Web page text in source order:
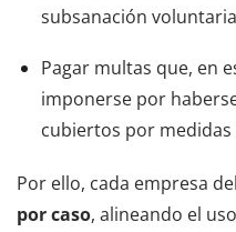
subsanación
Pagar multas que, en
imponerse por
cubiertos por medidas
Por ello, cada empresa
por caso, alineando el